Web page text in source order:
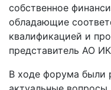
собственное
обладающие
квалификацией и
представитель АО
В ходе форума были